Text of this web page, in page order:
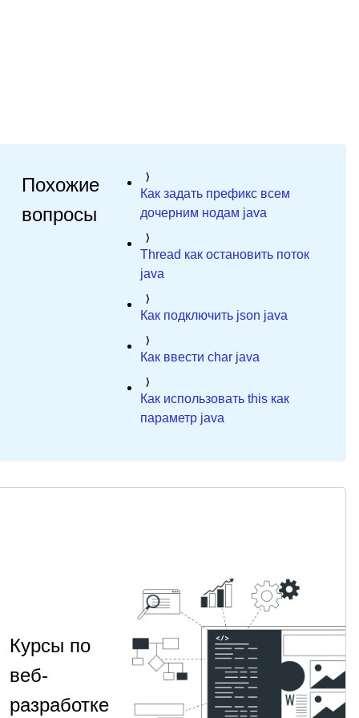
Похожие
вопросы
Как задать префикс всем
дочерним нодам java
Thread как остановить поток
java
Как подключить json java
Как ввести char java
Как использовать this как
параметр java
Курсы по
веб-
разработке